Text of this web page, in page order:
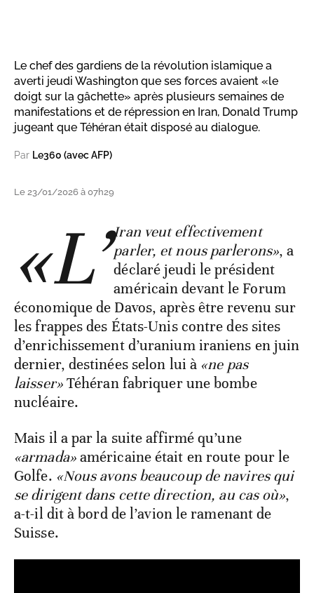
Le chef des gardiens de la révolution islamique a
averti jeudi Washington que ses forces avaient «le
doigt sur la gâchette» après plusieurs semaines de
manifestations et de répression en Iran, Donald Trump
jugeant que Téhéran était disposé au dialogue.
Par Le360 (avec AFP)
Le 23/01/2026 à 07h29
«L’ Iran veut effectivement
parler, et nous parlerons», a
déclaré jeudi le président
américain devant le Forum
économique de Davos, après être revenu sur
les frappes des États-Unis contre des sites
d’enrichissement d’uranium iraniens en juin
dernier, destinées selon lui à «ne pas
laisser»Téhéran fabriquer une bombe
nucléaire.
Mais il a par la suite affirmé qu’une
«armada»américaine était en route pour le
Golfe. «Nous avons beaucoup de navires qui
se dirigent dans cette direction, au cas où»,
a-t-il dit à bord de l’avion le ramenant de
Suisse.